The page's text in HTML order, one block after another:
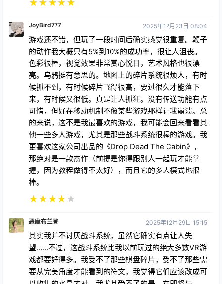
游戏还不错，但玩了一段时间后确实感觉很重复。鞭子
的动作我大概只有5%到10%的成功率，很让人沮丧。
色彩很棒，视觉效果非常赏心悦目，艺术风格也很漂
亮。乌鸦挺有意思的。地图上的碎片系统很烦人，有时
候抓不到，有时候碎片飞得很高，要过很久才能落下
来，有时候又很低。真是让人抓狂。没有传送功能有点
可惜，但好在移动机制不像某些游戏那样让我崩溃。总
的来说，这不是我最喜欢的游戏，我可能会回来看看其
他一些多人游戏，尤其是那些战斗系统很棒的游戏。我
更喜欢这家公司出品的《Drop Dead The Cabin》，
那绝对是一款杰作（前提是你得跟别人一起玩才能掌
握，因为教程做得不太好），而且它的多人模式也很
棒。
★★
其实我并不讨厌战斗系统，虽然它确实有点让人失
望……不过，这战斗系统比我以前玩过的绝大多数VR游
戏都要好得多。我受不了那些棋盘碎片，受不了那些需
要从完美角度才能看到的符文，我觉得它们应该改成可
以收集的水晶才对。我尤其受不了的是，在即将与